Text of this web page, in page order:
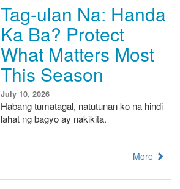
Tag-ulan Na: Handa
Ka Ba? Protect
What Matters Most
This Season
July 10, 2026
Habang tumatagal, natutunan ko na hindi
lahat ng bagyo ay nakikita.
More